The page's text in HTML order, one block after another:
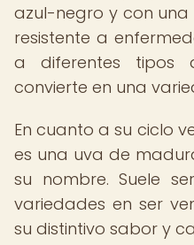
azul-negro y con una
resistente a
a diferentes tipos
convierte en una
En cuanto a su ciclo
es una uva de
su nombre. Suele
variedades en ser
su distintivo sabor y